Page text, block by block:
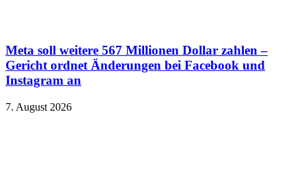
Meta soll weitere 567 Millionen Dollar zahlen –
Gericht ordnet Änderungen bei Facebook und
Instagram an
7. August 2026